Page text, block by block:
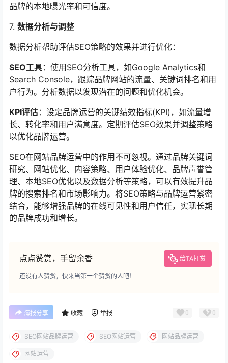
品牌的本地曝光率和可信度。
7. 数据分析与调整
数据分析帮助评估SEO策略的效果并进行优化：
SEO工具：使用SEO分析工具，如Google Analytics和
Search Console，跟踪品牌网站的流量、关键词排名和用
户行为。分析数据以发现潜在的问题和优化机会。
KPI评估：设定品牌运营的关键绩效指标(KPI)，如流量增
长、转化率和用户满意度。定期评估SEO效果并调整策略
以优化品牌运营。
SEO在网站品牌运营中的作用不可忽视。通过品牌关键词
研究、网站优化、内容策略、用户体验优化、品牌声誉管
理、本地SEO优化以及数据分析等策略，可以有效提升品
牌的搜索排名和市场影响力。将SEO策略与品牌运营紧密
结合，能够增强品牌的在线可见性和用户信任，实现长期
的品牌成功和增长。
点点赞赏，手留余香 给TA打赏
还没有人赞赏，快来当第一个赞赏的人吧！
海报分享 收藏 举报 0 0
SEO网站品牌运营 SEO网站运营 网站品牌运营
网站运营